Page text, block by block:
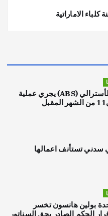
الاماراتية
بلعبة كمال الاجسام
مكتب الإحصاءات الأسترالي (ABS) يجري عملية
سدني تستأنف اعمالها
بولين هانسون تخسر
الحكم الصادر بحق السناتور